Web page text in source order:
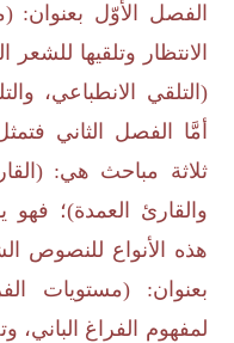
الفصل الأَوّل بعنوان:
الانتظار وتلقيها
(التلقي الانطباعي،
أمَّا الفصل الثاني
ثلاثة مباحث هي:
والقارئ العمدة)؛
هذه الأنواع للنصوص
بعنوان: (مستويات
لمفهوم الفراغ